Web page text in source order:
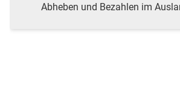
Abheben und Bezahlen im